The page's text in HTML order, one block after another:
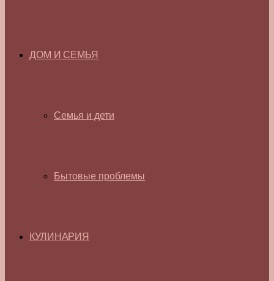
ДОМ И СЕМЬЯ
Семья и дети
Бытовые проблемы
КУЛИНАРИЯ